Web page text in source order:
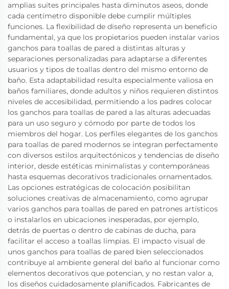
amplias suites principales hasta diminutos aseos, donde
cada centímetro disponible debe cumplir múltiples
funciones. La flexibilidad de diseño representa un beneficio
fundamental, ya que los propietarios pueden instalar varios
ganchos para toallas de pared a distintas alturas y
separaciones personalizadas para adaptarse a diferentes
usuarios y tipos de toallas dentro del mismo entorno de
baño. Esta adaptabilidad resulta especialmente valiosa en
baños familiares, donde adultos y niños requieren distintos
niveles de accesibilidad, permitiendo a los padres colocar
los ganchos para toallas de pared a las alturas adecuadas
para un uso seguro y cómodo por parte de todos los
miembros del hogar. Los perfiles elegantes de los ganchos
para toallas de pared modernos se integran perfectamente
con diversos estilos arquitectónicos y tendencias de diseño
interior, desde estéticas minimalistas y contemporáneas
hasta esquemas decorativos tradicionales ornamentados.
Las opciones estratégicas de colocación posibilitan
soluciones creativas de almacenamiento, como agrupar
varios ganchos para toallas de pared en patrones artísticos
o instalarlos en ubicaciones inesperadas, por ejemplo,
detrás de puertas o dentro de cabinas de ducha, para
facilitar el acceso a toallas limpias. El impacto visual de
unos ganchos para toallas de pared bien seleccionados
contribuye al ambiente general del baño al funcionar como
elementos decorativos que potencian, y no restan valor a,
los diseños cuidadosamente planificados. Fabricantes de